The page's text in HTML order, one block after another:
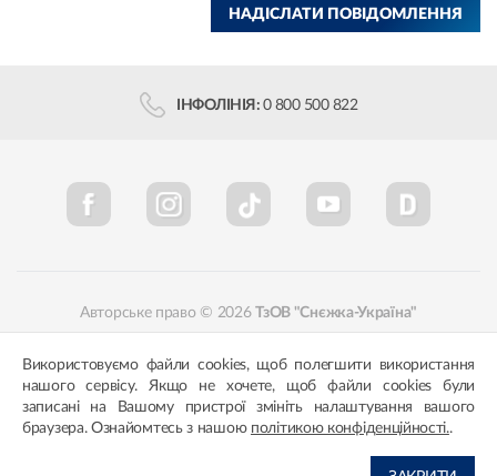
НАДІСЛАТИ ПОВІДОМЛЕННЯ
ІНФОЛІНІЯ: 0 800 500 822
Авторське право © 2026ТзОВ "Снєжка-Україна"
Політика конфіденційності Відповідність кольорів
Використовуємо файли cookies, щоб полегшити використання
нашого сервісу. Якщо не хочете, щоб файли cookies були
записані на Вашому пристрої змініть налаштування вашого
браузера. Ознайомтесь з нашою політикою конфіденційності..